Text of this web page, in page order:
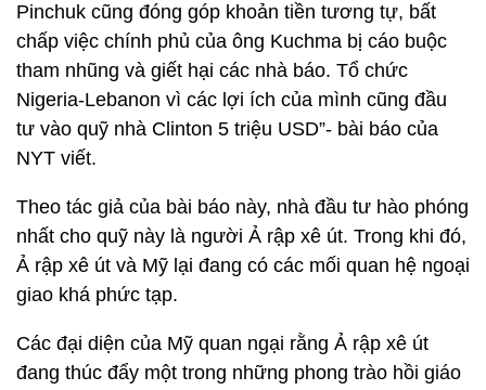
Pinchuk cũng đóng góp khoản tiền tương tự, bất
chấp việc chính phủ của ông Kuchma bị cáo buộc
tham nhũng và giết hại các nhà báo. Tổ chức
Nigeria-Lebanon vì các lợi ích của mình cũng đầu
tư vào quỹ nhà Clinton 5 triệu USD”- bài báo của
NYT viết.
Theo tác giả của bài báo này, nhà đầu tư hào phóng
nhất cho quỹ này là người Ả rập xê út. Trong khi đó,
Ả rập xê út và Mỹ lại đang có các mối quan hệ ngoại
giao khá phức tạp.
Các đại diện của Mỹ quan ngại rằng Ả rập xê út
đang thúc đẩy một trong những phong trào hồi giáo